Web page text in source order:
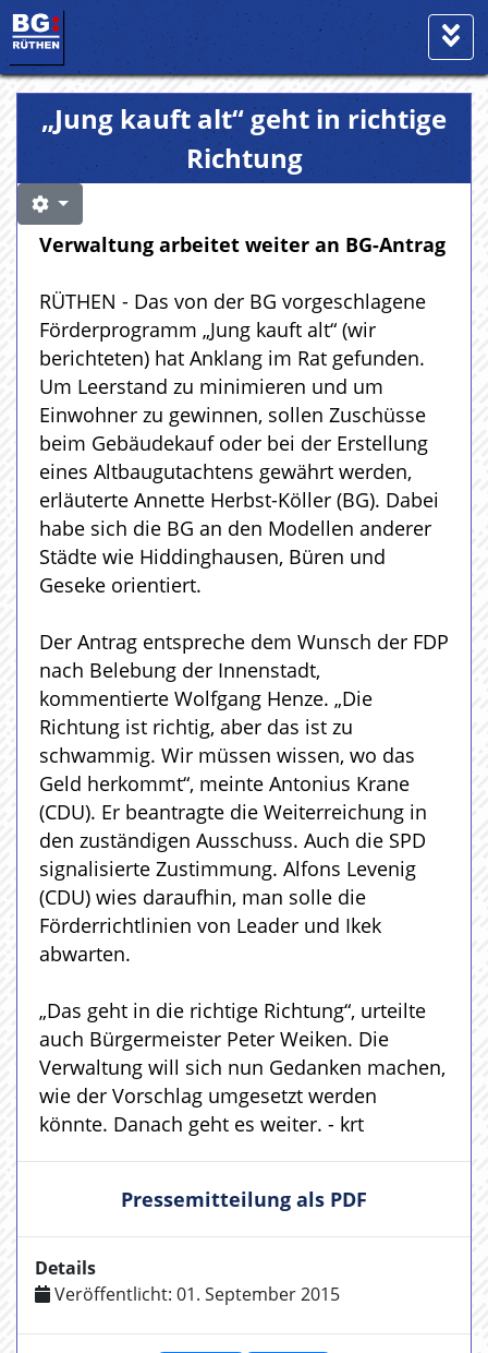
„Jung kauft alt“ geht in richtige
Richtung
Verwaltung arbeitet weiter an BG-Antrag
RÜTHEN - Das von der BG vorgeschlagene
Förderprogramm „Jung kauft alt“ (wir
berichteten) hat Anklang im Rat gefunden.
Um Leerstand zu minimieren und um
Einwohner zu gewinnen, sollen Zuschüsse
beim Gebäudekauf oder bei der Erstellung
eines Altbaugutachtens gewährt werden,
erläuterte Annette Herbst-Köller (BG). Dabei
habe sich die BG an den Modellen anderer
Städte wie Hiddinghausen, Büren und
Geseke orientiert.
Der Antrag entspreche dem Wunsch der FDP
nach Belebung der Innenstadt,
kommentierte Wolfgang Henze. „Die
Richtung ist richtig, aber das ist zu
schwammig. Wir müssen wissen, wo das
Geld herkommt“, meinte Antonius Krane
(CDU). Er beantragte die Weiterreichung in
den zuständigen Ausschuss. Auch die SPD
signalisierte Zustimmung. Alfons Levenig
(CDU) wies daraufhin, man solle die
Förderrichtlinien von Leader und Ikek
abwarten.
„Das geht in die richtige Richtung“, urteilte
auch Bürgermeister Peter Weiken. Die
Verwaltung will sich nun Gedanken machen,
wie der Vorschlag umgesetzt werden
könnte. Danach geht es weiter. - krt
Pressemitteilung als PDF
Details
Veröffentlicht: 01. September 2015